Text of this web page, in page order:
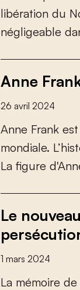
libération du N
négligeable da
Anne
26 avril 2024
Anne Frank est
mondiale. L’hist
La fgure d'Ann
Le
1 mars 2024
La mémoire de